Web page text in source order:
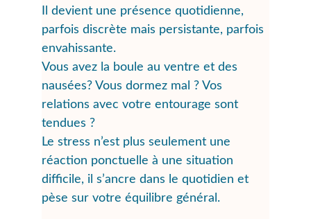
Il devient une présence quotidienne,
parfois discrète mais persistante, parfois
envahissante.
Vous avez la boule au ventre et des
nausées? Vous dormez mal ? Vos
relations avec votre entourage sont
tendues ?
Le stress n’est plus seulement une
réaction ponctuelle à une situation
difficile, il s’ancre dans le quotidien et
pèse sur votre équilibre général.